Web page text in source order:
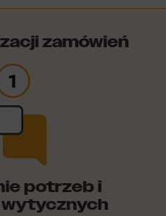
ISO 9001
zamówień
potrzeb i